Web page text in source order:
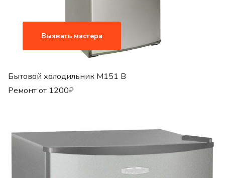
Вызвать мастера
Бытовой холодильник M151 B
Ремонт от 1200₽